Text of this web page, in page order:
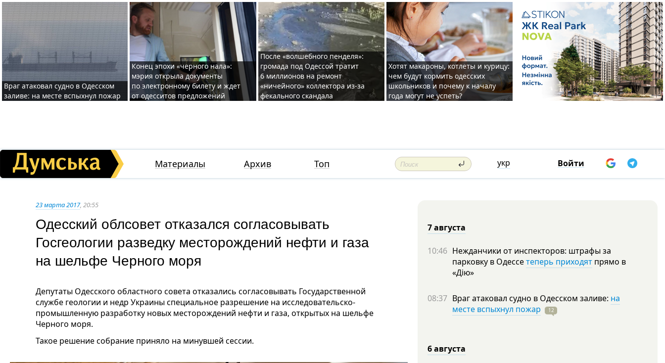
Враг атаковал судно в Одесском
заливе: на месте вспыхнул пожар
Конец эпохи «черного нала»:
мэрия открыла документы
по электронному билету и ждет
от одесситов предложений
После «волшебного пенделя»:
громада под Одессой тратит
6 миллионов на ремонт
«ничейного» коллектора из-за
фекального скандала
Хотят макароны, котлеты и курицу:
чем будут кормить одесских
школьников и почему к началу
года могут не успеть?
Материалы Архив Топ укр Войти
23 марта 2017, 20:55
Одесский облсовет отказался согласовывать
Госгеологии разведку месторождений нефти и газа
на шельфе Черного моря
Депутаты Одесского областного совета отказались согласовывать Государственной
службе геологии и недр Украины специальное разрешение на исследовательско-
промышленную разработку новых месторождений нефти и газа, открытых на шельфе
Черного моря.
Такое решение собрание приняло на минувшей сессии.
7 августа
10:46 Нежданчики от инспекторов: штрафы за
парковку в Одессетеперь приходят прямо в
«Дію»
08:37 Враг атаковал судно в Одесском заливе: на
месте вспыхнул пожар
12
6 августа